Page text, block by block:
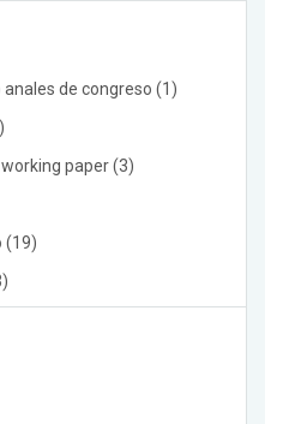
de congreso (1)
paper (3)
(19)